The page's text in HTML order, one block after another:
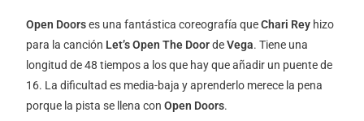
Open Doorses una fantástica coreografía queChari Rey hizo
para la canción Let’s Open The DoordeVega. Tiene una
longitud de 48 tiempos a los que hay que añadir un puente de
16. La dificultad es media-baja y aprenderlo merece la pena
porque la pista se llena conOpen Doors.